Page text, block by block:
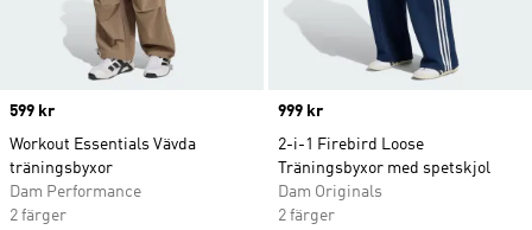
Price
599 kr
Workout Essentials Vävda
träningsbyxor
Dam Performance
2 färger
Price
999 kr
2-i-1 Firebird Loose
Träningsbyxor med spetskjol
Dam Originals
2 färger